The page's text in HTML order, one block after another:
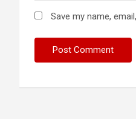
Save my name,